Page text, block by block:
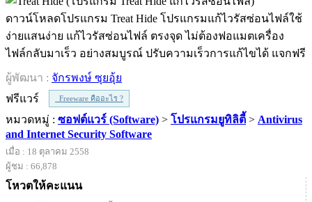
ดาวน์โหลดโปรแกรม Treat Hide โปรแกรมแก้ไวรัสซ่อนไฟล์ใช้
ง่ายแสนง่าย แก้ไวรัสซ่อนไฟล์ ตรงจุด ไม่ต้องฟอแมตเครื่อง
ไฟล์กลับมาเร็ว อย่างสมบูรณ์ ปรับความเร็วการแก้ไขได้ แจกฟรี
ผู้พัฒนา : จักรพงษ์ ซุยอุ้ย
ฟรีแวร์
Freeware คืออะไร ?
หมวดหมู่ : ซอฟต์แวร์ (Software) > โปรแกรมยูทิลิตี้ > Antivirus
and Internet Security Software
เมื่อ : 18 ตุลาคม 2558
ผู้ชม : 66,878
โหวตให้คะแนน